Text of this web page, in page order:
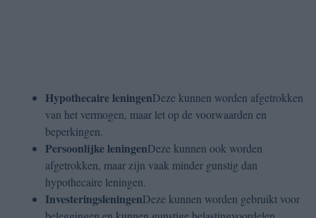
Hypothecaire leningenDeze kunnen worden afgetrokken
van het vermogen, maar let op de voorwaarden en
beperkingen.
Persoonlijke leningenDeze kunnen ook worden
afgetrokken, maar zijn vaak minder gunstig dan
hypothecaire leningen.
InvesteringsleningenDeze kunnen worden gebruikt voor